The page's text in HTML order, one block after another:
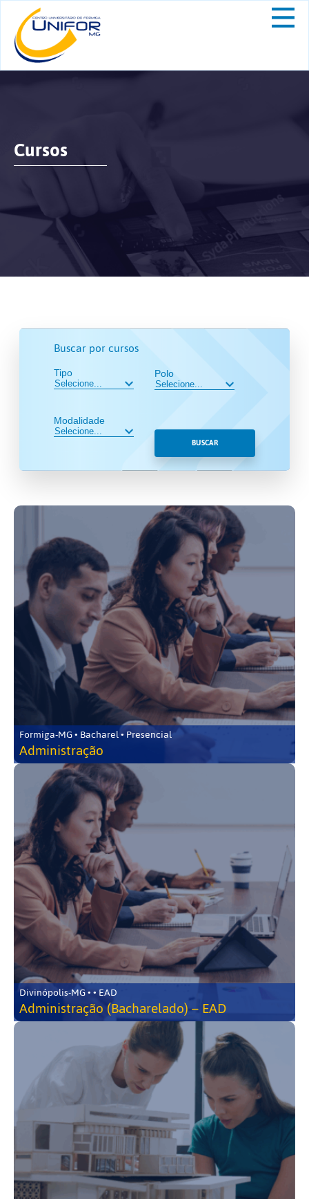
Cursos
Buscar por cursos
Tipo
Modalidade
Polo
BUSCAR
Formiga-MG • Bacharel • Presencial
Administração
Divinópolis-MG • • EAD
Administração (Bacharelado) – EAD